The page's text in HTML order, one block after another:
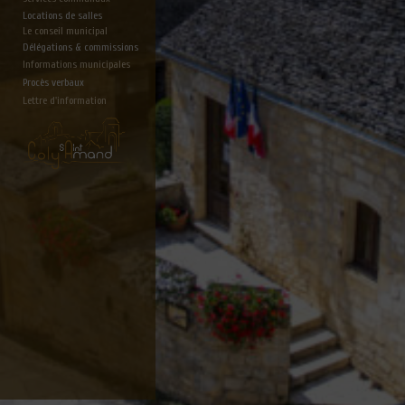
Locations de salles
Le conseil municipal
Délégations & commissions
Informations municipales
Lettre d'information
Procès verbaux